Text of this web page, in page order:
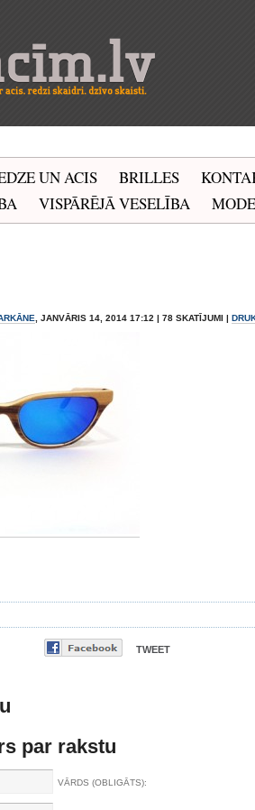
UN ACIS BRILLES
VISPĀRĒJĀ VESELĪBA MODE
, JANVĀRIS 14, 2014 17:12 | 78 SKATĪJUMI |
TWEET
par rakstu
VĀRDS (OBLIGĀTS):